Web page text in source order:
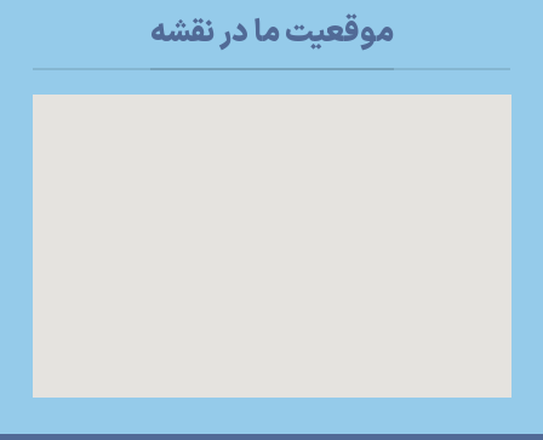
موقعیت ما در نقشه